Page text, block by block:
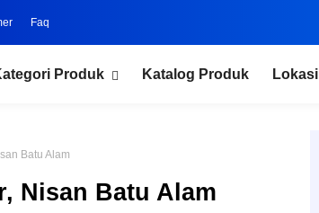
Faq
Produk Katalog Produk Lokasi
Batu Alam
Nisan Batu Alam